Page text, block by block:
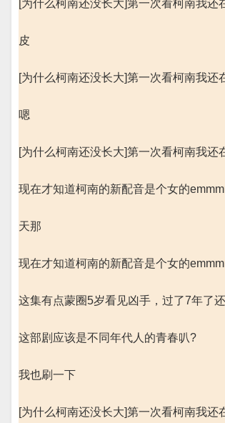
[为什么柯南还没长大]第一次看柯南我
皮
[为什么柯南还没长大]第一次看柯南我
嗯
[为什么柯南还没长大]第一次看柯南我
现在才知道柯南的新配音是个女的
天那
现在才知道柯南的新配音是个女的
这集有点蒙圈5岁看见凶手，过了7年了
这部剧应该是不同年代人的青春叭?
我也刷一下
[为什么柯南还没长大]第一次看柯南我